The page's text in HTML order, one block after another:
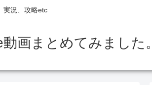
実況、攻略etc
画まとめてみました。